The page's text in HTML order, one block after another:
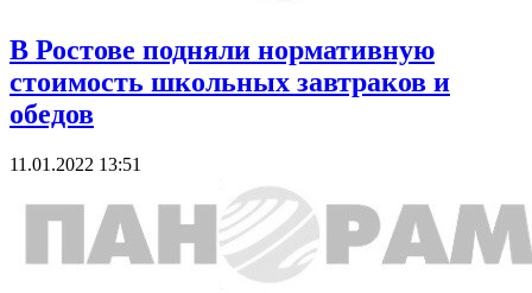
В Ростове подняли нормативную
стоимость школьных завтраков и
обедов
11.01.2022 13:51